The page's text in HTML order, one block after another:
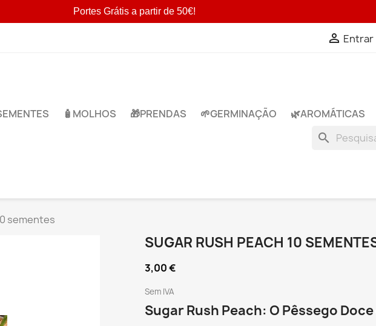
 Entrar
🧴MOLHOS 🎁​PRENDAS 🌱​GERMINAÇÃO 🌿​AROMÁTICAS
search
sementes
SUGAR RUSH PEACH 10
3,00 €
Sem IVA
Sugar Rush Peach: O Pêssego
Portes Grátis a partir de 50€!